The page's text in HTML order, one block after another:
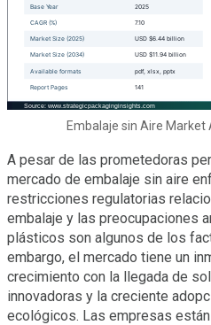
Embalaje sin Aire Market
A pesar de las prometedoras
mercado de embalaje sin aire
restricciones regulatorias
embalaje y las preocupaciones
plásticos son algunos de los
embargo, el mercado tiene un
crecimiento con la llegada de
innovadoras y la creciente
ecológicos. Las empresas